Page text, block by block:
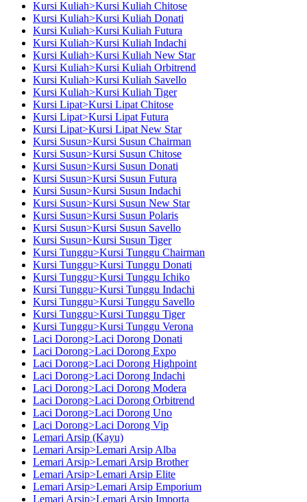
Kursi Kuliah>Kursi Kuliah Chitose
Kursi Kuliah>Kursi Kuliah Donati
Kursi Kuliah>Kursi Kuliah Futura
Kursi Kuliah>Kursi Kuliah Indachi
Kursi Kuliah>Kursi Kuliah New Star
Kursi Kuliah>Kursi Kuliah Orbitrend
Kursi Kuliah>Kursi Kuliah Savello
Kursi Kuliah>Kursi Kuliah Tiger
Kursi Lipat>Kursi Lipat Chitose
Kursi Lipat>Kursi Lipat Futura
Kursi Lipat>Kursi Lipat New Star
Kursi Susun>Kursi Susun Chairman
Kursi Susun>Kursi Susun Chitose
Kursi Susun>Kursi Susun Donati
Kursi Susun>Kursi Susun Futura
Kursi Susun>Kursi Susun Indachi
Kursi Susun>Kursi Susun New Star
Kursi Susun>Kursi Susun Polaris
Kursi Susun>Kursi Susun Savello
Kursi Susun>Kursi Susun Tiger
Kursi Tunggu>Kursi Tunggu Chairman
Kursi Tunggu>Kursi Tunggu Donati
Kursi Tunggu>Kursi Tunggu Ichiko
Kursi Tunggu>Kursi Tunggu Indachi
Kursi Tunggu>Kursi Tunggu Savello
Kursi Tunggu>Kursi Tunggu Tiger
Kursi Tunggu>Kursi Tunggu Verona
Laci Dorong>Laci Dorong Donati
Laci Dorong>Laci Dorong Expo
Laci Dorong>Laci Dorong Highpoint
Laci Dorong>Laci Dorong Indachi
Laci Dorong>Laci Dorong Modera
Laci Dorong>Laci Dorong Orbitrend
Laci Dorong>Laci Dorong Uno
Laci Dorong>Laci Dorong Vip
Lemari Arsip (Kayu)
Lemari Arsip>Lemari Arsip Alba
Lemari Arsip>Lemari Arsip Brother
Lemari Arsip>Lemari Arsip Elite
Lemari Arsip>Lemari Arsip Emporium
Lemari Arsip>Lemari Arsip Importa